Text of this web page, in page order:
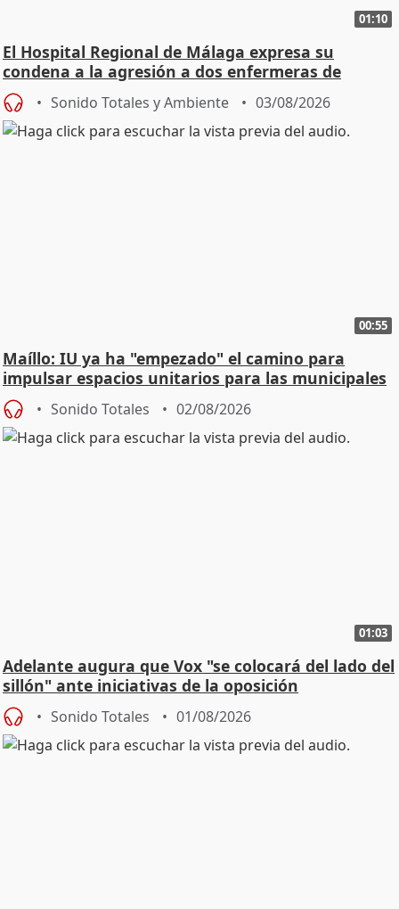
01:10
El Hospital Regional de Málaga expresa su
condena a la agresión a dos enfermeras de
Urgencias
Sonido Totales y Ambiente 03/08/2026
00:55
Maíllo: IU ya ha "empezado" el camino para
impulsar espacios unitarios para las municipales
Sonido Totales 02/08/2026
01:03
Adelante augura que Vox "se colocará del lado del
sillón" ante iniciativas de la oposición
Sonido Totales 01/08/2026